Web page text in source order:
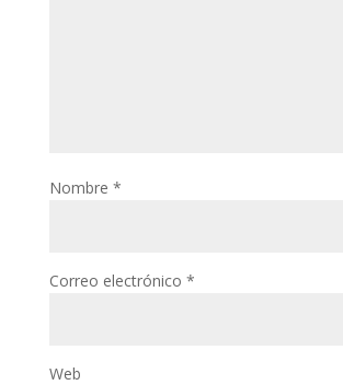
Nombre *
Correo electrónico *
Web